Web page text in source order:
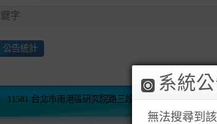
公告統計
11581 台北市南港區研究院路三段245號 (02)2782-1862
系統
無法搜尋到